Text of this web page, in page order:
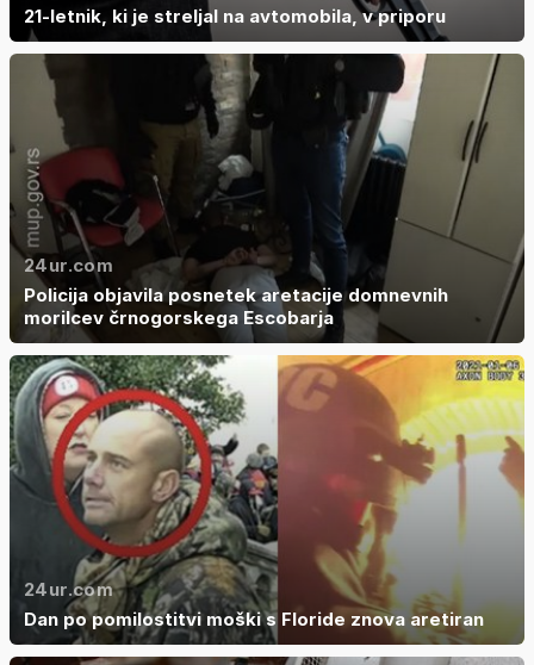
21-letnik, ki je streljal na avtomobila, v priporu
24ur.com
Policija objavila posnetek aretacije domnevnih
morilcev črnogorskega Escobarja
24ur.com
Dan po pomilostitvi moški s Floride znova aretiran